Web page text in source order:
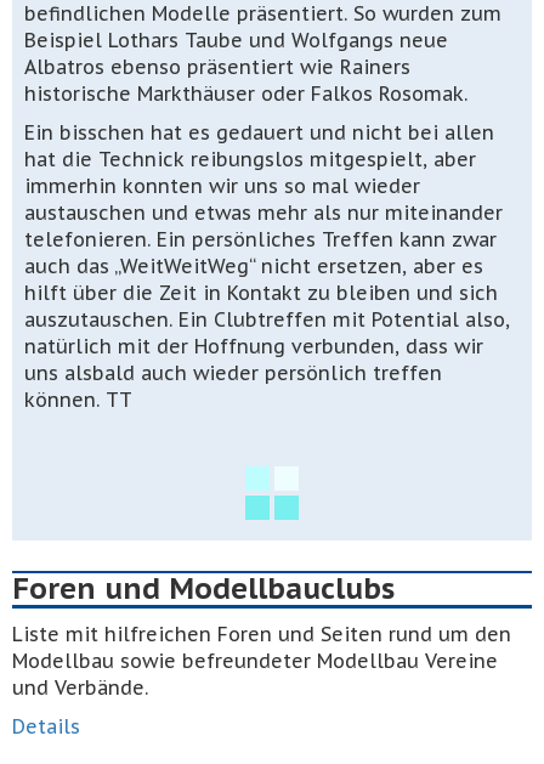
befindlichen Modelle präsentiert. So wurden zum
Beispiel Lothars Taube und Wolfgangs neue
Albatros ebenso präsentiert wie Rainers
historische Markthäuser oder Falkos Rosomak.
Ein bisschen hat es gedauert und nicht bei allen
hat die Technick reibungslos mitgespielt, aber
immerhin konnten wir uns so mal wieder
austauschen und etwas mehr als nur miteinander
telefonieren. Ein persönliches Treffen kann zwar
auch das „WeitWeitWeg“ nicht ersetzen, aber es
hilft über die Zeit in Kontakt zu bleiben und sich
auszutauschen. Ein Clubtreffen mit Potential also,
natürlich mit der Hoffnung verbunden, dass wir
uns alsbald auch wieder persönlich treffen
können. TT
Foren und Modellbauclubs
Liste mit hilfreichen Foren und Seiten rund um den
Modellbau sowie befreundeter Modellbau Vereine
und Verbände.
Details